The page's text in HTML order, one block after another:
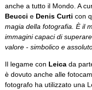
anche a tutto il Mondo. A
Beucci e Denis Curti con
magia della fotografia. È il
immagini capaci di
valore - simbolico e
Il legame con Leica da
è dovuto anche alle
fotografo ha utilizzato una